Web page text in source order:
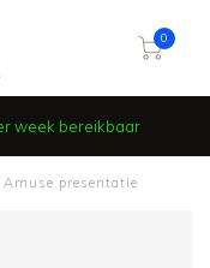
0
week bereikbaar
Amuse presentatie